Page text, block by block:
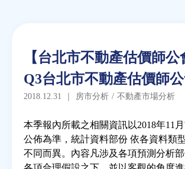
教育推廣
研究獎勵
Back
top
【台北市不動產估價師公
Q3台北市不動產估價師
2018.12.31 ｜ 房市分析 / 不動產市場分析
本季報內所載之相關資訊以2018年11
公佈為準，統計資料部份 依各資料類
不同而異。內容凡涉及各項預測分析